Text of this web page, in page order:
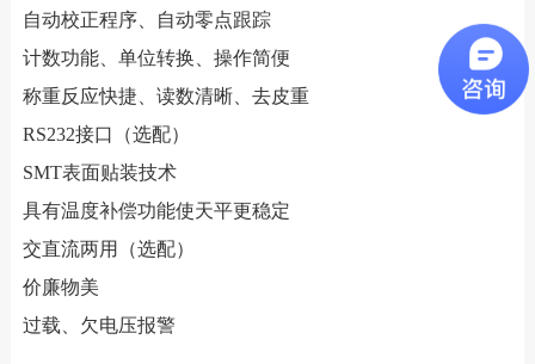
自动校正程序、自动零点跟踪
计数功能、单位转换、操作简便
称重反应快捷、读数清晰、去皮重
RS232接口（选配）
SMT表面贴装技术
具有温度补偿功能使天平更稳定
交直流两用（选配）
价廉物美
过载、欠电压报警